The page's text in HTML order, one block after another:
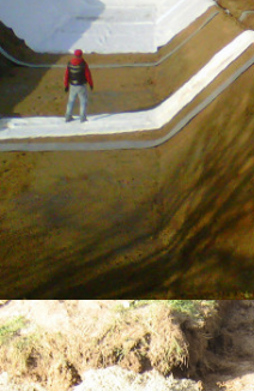
WYJOLAB À CHAILLAC